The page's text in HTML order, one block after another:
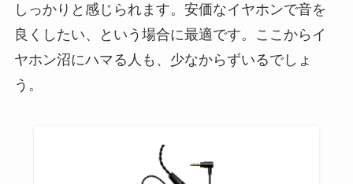
しっかりと感じられます。安価なイヤホンで音を
良くしたい、という場合に最適です。ここからイ
ヤホン沼にハマる人も、少なからずいるでしょ
う。